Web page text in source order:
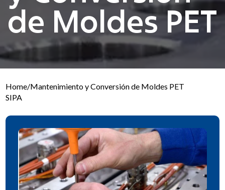
de Moldes PET
Home/Mantenimiento y Conversión de Moldes PET
SIPA